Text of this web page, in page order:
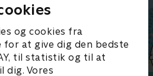
og cookies fra
at give dig den bedste
til statistik og til at
dig. Vores